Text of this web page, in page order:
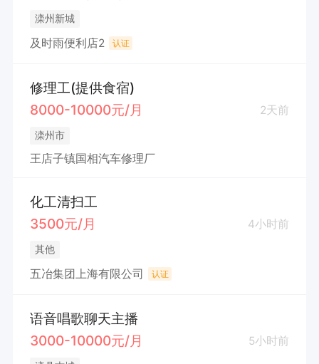
滦州新城
及时雨便利店2 认证
修理工(提供食宿)
8000-10000元/月
2天前
滦州市
王店子镇国相汽车修理厂
化工清扫工
3500元/月
4小时前
其他
五冶集团上海有限公司 认证
语音唱歌聊天主播
3000-10000元/月
5小时前